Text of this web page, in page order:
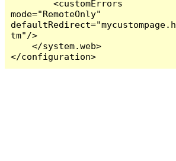
        <customErrors
mode="RemoteOnly"
defaultRedirect="mycustompage.h
tm"/>
    </system.web>
</configuration>